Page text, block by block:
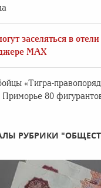
заселяться в
MAX
«Тигра-
Приморье 80
РУБРИКИ